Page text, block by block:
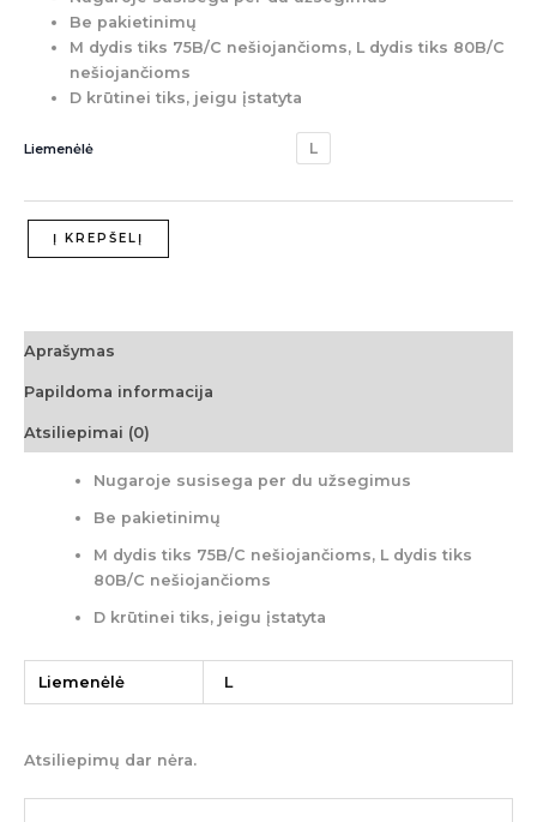
Be pakietinimų
M dydis tiks 75B/C nešiojančioms, L dydis tiks 80B/C
nešiojančioms
D krūtinei tiks, jeigu įstatyta
Liemenėlė L
Į KREPŠELĮ
Aprašymas
Papildoma informacija
Atsiliepimai (0)
Nugaroje susisega per du užsegimus
Be pakietinimų
M dydis tiks 75B/C nešiojančioms, L dydis tiks
80B/C nešiojančioms
D krūtinei tiks, jeigu įstatyta
Liemenėlė L
Atsiliepimų dar nėra.